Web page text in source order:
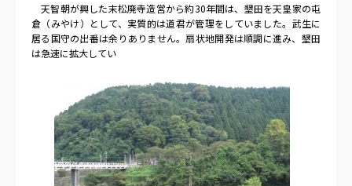
天智朝が興した末松廃寺造営から約30年間は、墾田を天皇家の屯
倉（みやけ）として、実質的は道君が管理をしていました。武生に
居る国守の出番は余りありません。扇状地開発は順調に進み、墾田
は急速に拡大してい